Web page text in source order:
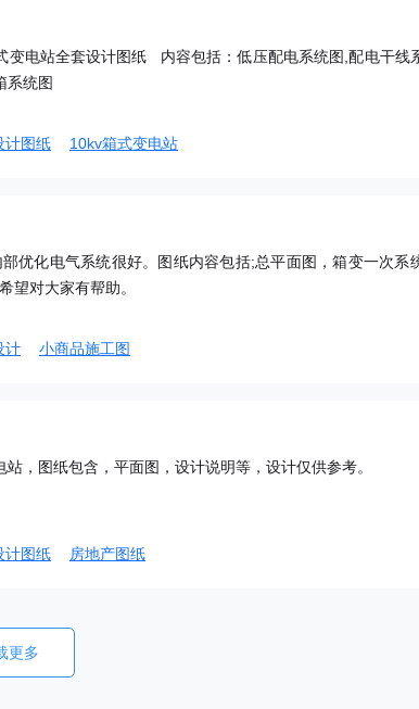
变电站全套设计图纸 内容包括：低压配电系统图,配电干线
系统图
计图纸 10kv箱式变电站
优化电气系统很好。图纸内容包括;总平面图，箱变一次系
望对大家有帮助。
计 小商品施工图
，图纸包含，平面图，设计说明等，设计仅供参考。
计图纸 房地产图纸
更多